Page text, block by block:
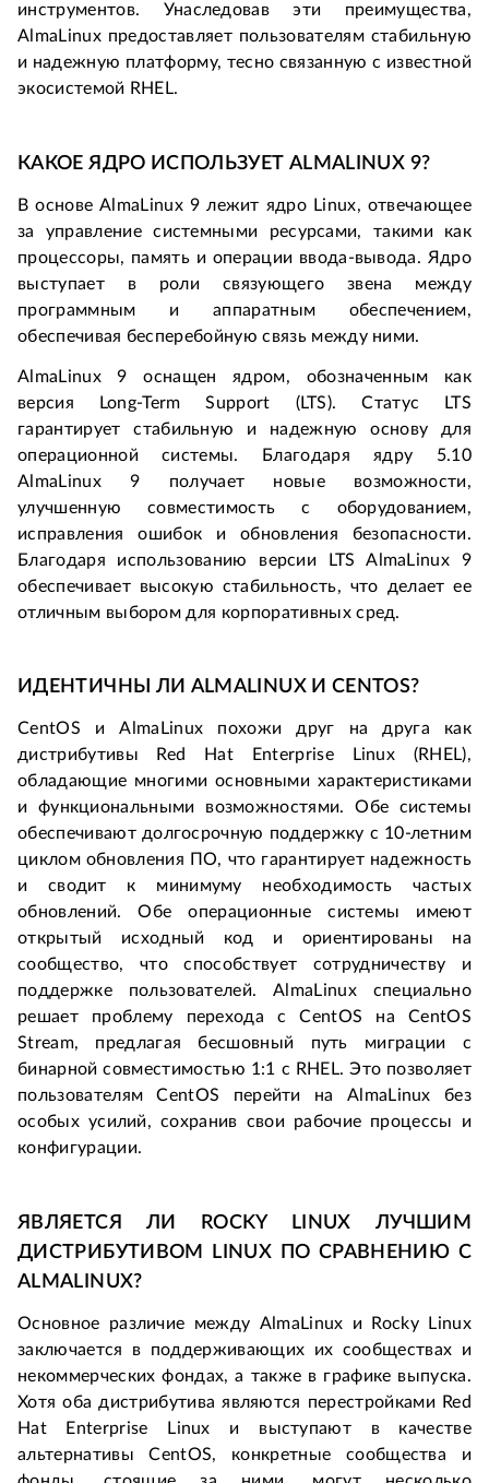
инструментов. Унаследовав эти преимущества,
AlmaLinux предоставляет пользователям стабильную
и надежную платформу, тесно связанную с известной
экосистемой RHEL.
КАКОЕ ЯДРО ИСПОЛЬЗУЕТ ALMALINUX 9?
В основе AlmaLinux 9 лежит ядро Linux, отвечающее
за управление системными ресурсами, такими как
процессоры, память и операции ввода-вывода. Ядро
выступает в роли связующего звена между
программным и аппаратным обеспечением,
обеспечивая бесперебойную связь между ними.
AlmaLinux 9 оснащен ядром, обозначенным как
версия Long-Term Support (LTS). Статус LTS
гарантирует стабильную и надежную основу для
операционной системы. Благодаря ядру 5.10
AlmaLinux 9 получает новые возможности,
улучшенную совместимость с оборудованием,
исправления ошибок и обновления безопасности.
Благодаря использованию версии LTS AlmaLinux 9
обеспечивает высокую стабильность, что делает ее
отличным выбором для корпоративных сред.
ИДЕНТИЧНЫ ЛИ ALMALINUX И CENTOS?
CentOS и AlmaLinux похожи друг на друга как
дистрибутивы Red Hat Enterprise Linux (RHEL),
обладающие многими основными характеристиками
и функциональными возможностями. Обе системы
обеспечивают долгосрочную поддержку с 10-летним
циклом обновления ПО, что гарантирует надежность
и сводит к минимуму необходимость частых
обновлений. Обе операционные системы имеют
открытый исходный код и ориентированы на
сообщество, что способствует сотрудничеству и
поддержке пользователей. AlmaLinux специально
решает проблему перехода с CentOS на CentOS
Stream, предлагая бесшовный путь миграции с
бинарной совместимостью 1:1 с RHEL. Это позволяет
пользователям CentOS перейти на AlmaLinux без
особых усилий, сохранив свои рабочие процессы и
конфигурации.
ЯВЛЯЕТСЯ ЛИ ROCKY LINUX ЛУЧШИМ
ДИСТРИБУТИВОМ LINUX ПО СРАВНЕНИЮ С
ALMALINUX?
Основное различие между AlmaLinux и Rocky Linux
заключается в поддерживающих их сообществах и
некоммерческих фондах, а также в графике выпуска.
Хотя оба дистрибутива являются перестройками Red
Hat Enterprise Linux и выступают в качестве
альтернативы CentOS, конкретные сообщества и